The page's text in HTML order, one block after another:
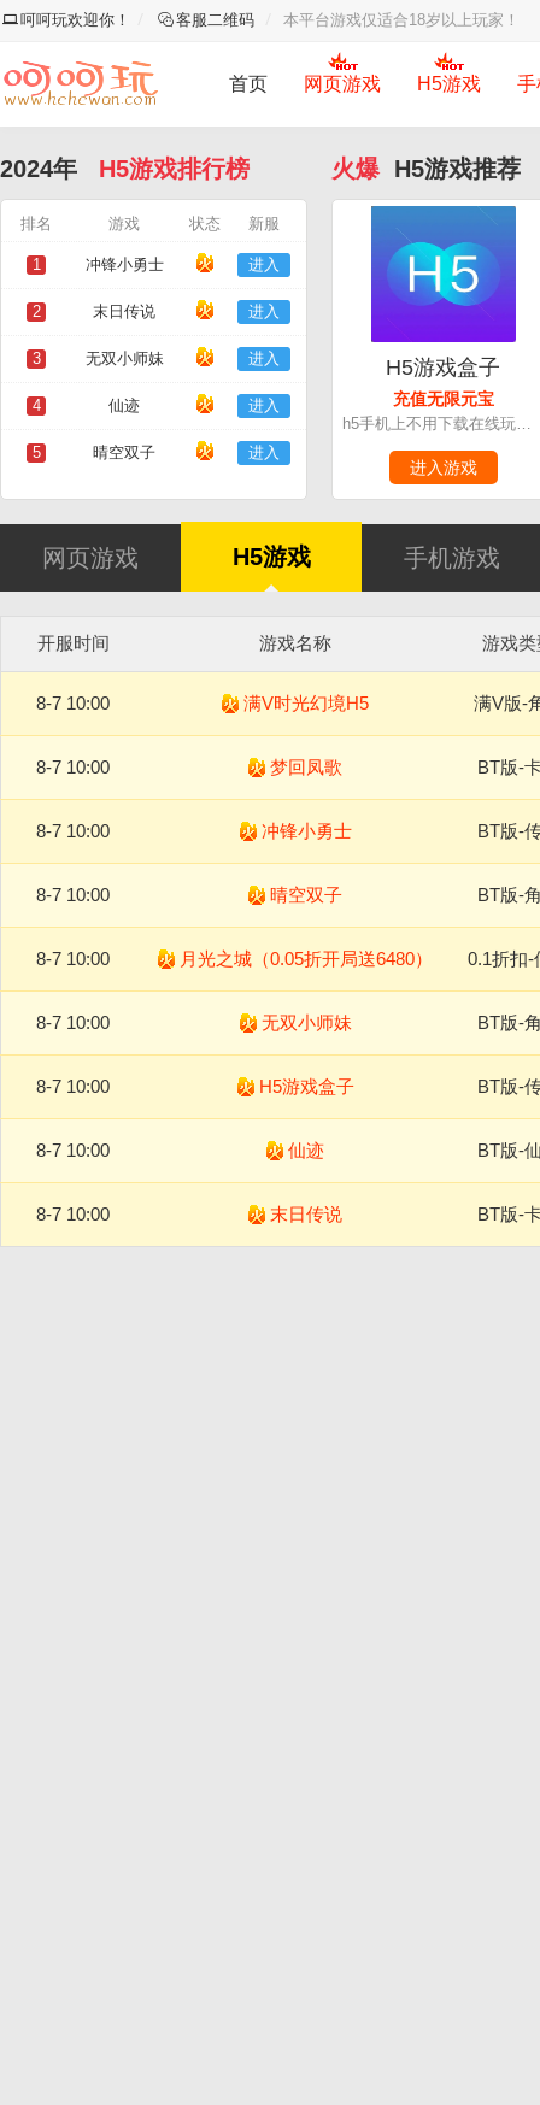
呵呵玩欢迎你！ 客服二维码 本平台游戏仅适合18岁以上玩家！
首页 网页游戏 H5游戏 手
2024年 H5游戏排行榜
排名 游戏 状态 新服
1 冲锋小勇士 进入
2 末日传说 进入
3 无双小师妹 进入
4 仙迹 进入
5 晴空双子 进入
火爆H5游戏推荐
H5游戏盒子
充值无限元宝
h5手机上不用下载在线玩的一款游戏盒子
进入游戏
网页游戏 H5游戏 手机游戏
开服时间 游戏名称 游戏类
8-7 10:00 满V时光幻境H5 满V版-
8-7 10:00 梦回凤歌 BT版-
8-7 10:00 冲锋小勇士 BT版-
8-7 10:00 晴空双子 BT版-
8-7 10:00 月光之城（0.05折开局送6480） 0.1折扣-
8-7 10:00 无双小师妹 BT版-
8-7 10:00 H5游戏盒子 BT版-
8-7 10:00 仙迹 BT版-
8-7 10:00 末日传说 BT版-